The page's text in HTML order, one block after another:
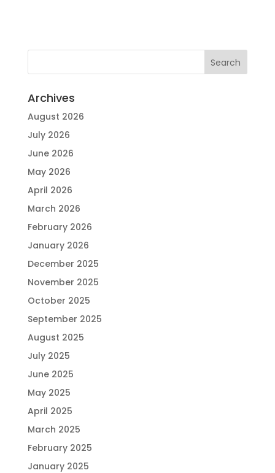
Archives
August 2026
July 2026
June 2026
May 2026
April 2026
March 2026
February 2026
January 2026
December 2025
November 2025
October 2025
September 2025
August 2025
July 2025
June 2025
May 2025
April 2025
March 2025
February 2025
January 2025